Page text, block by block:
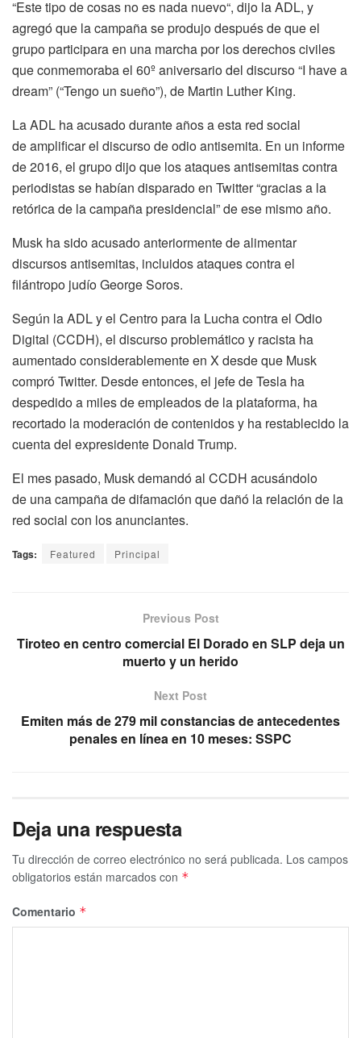
“Este tipo de cosas no es nada nuevo“, dijo la ADL, y
agregó que la campaña se produjo después de que el
grupo participara en una marcha por los derechos civiles
que conmemoraba el 60º aniversario del discurso “I have a
dream” (“Tengo un sueño”), de Martin Luther King.
La ADL ha acusado durante años a esta red social
de amplificar el discurso de odio antisemita. En un informe
de 2016, el grupo dijo que los ataques antisemitas contra
periodistas se habían disparado en Twitter “gracias a la
retórica de la campaña presidencial” de ese mismo año.
Musk ha sido acusado anteriormente de alimentar
discursos antisemitas, incluidos ataques contra el
filántropo judío George Soros.
Según la ADL y el Centro para la Lucha contra el Odio
Digital (CCDH), el discurso problemático y racista ha
aumentado considerablemente en X desde que Musk
compró Twitter. Desde entonces, el jefe de Tesla ha
despedido a miles de empleados de la plataforma, ha
recortado la moderación de contenidos y ha restablecido la
cuenta del expresidente Donald Trump.
El mes pasado, Musk demandó al CCDH acusándolo
de una campaña de difamación que dañó la relación de la
red social con los anunciantes.
Tags: Featured Principal
Previous Post
Tiroteo en centro comercial El Dorado en SLP deja un
muerto y un herido
Next Post
Emiten más de 279 mil constancias de antecedentes
penales en línea en 10 meses: SSPC
Deja una respuesta
Tu dirección de correo electrónico no será publicada. Los campos
obligatorios están marcados con *
Comentario *